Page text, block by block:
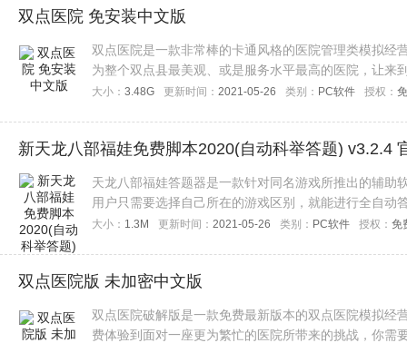
双点医院 免安装中文版
双点医院是一款非常棒的卡通风格的医院管理类模拟经
为整个双点县最美观、或是服务水平最高的医院，让来
拟经营类游戏的玩家们赶快来下载试试吧！
大小： 3.48G 更新时间： 2021-05-26 类别： PC软件 授权：
新天龙八部福娃免费脚本2020(自动科举答题) v3.2.4
天龙八部福娃答题器是一款针对同名游戏所推出的辅助
用户只需要选择自己所在的游戏区别，就能进行全自动
大小： 1.3M 更新时间： 2021-05-26 类别： PC软件 授权： 免
双点医院版 未加密中文版
双点医院破解版是一款免费最新版本的双点医院模拟经
费体验到面对一座更为繁忙的医院所带来的挑战，你需